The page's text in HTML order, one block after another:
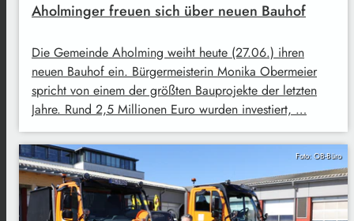
Aholminger freuen sich über neuen Bauhof
Die Gemeinde Aholming weiht heute (27.06.) ihren
neuen Bauhof ein. Bürgermeisterin Monika Obermeier
spricht von einem der größten Bauprojekte der letzten
Jahre. Rund 2,5 Millionen Euro wurden investiert, …
Foto: OB-Büro